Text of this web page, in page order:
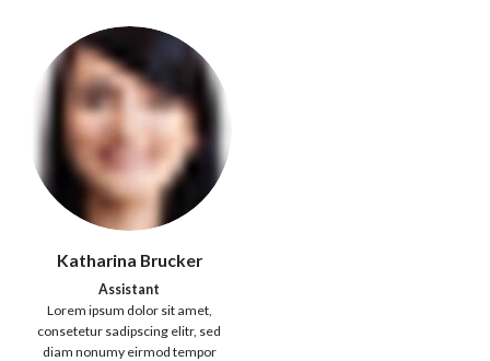
Katharina Brucker
Assistant
Lorem ipsum dolor sit amet,
consetetur sadipscing elitr, sed
diam nonumy eirmod tempor